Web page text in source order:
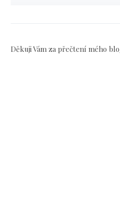
Děkuji Vám za přečtení mého